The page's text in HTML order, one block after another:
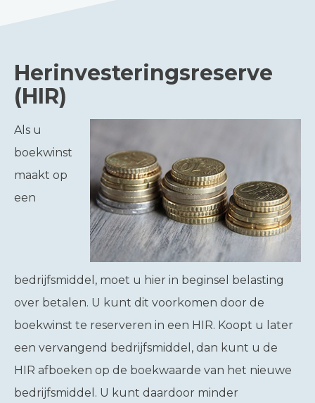
Herinvesteringsreserve
(HIR)
Als u
boekwinst
maakt op
een
bedrijfsmiddel, moet u hier in beginsel belasting
over betalen. U kunt dit voorkomen door de
boekwinst te reserveren in een HIR. Koopt u later
een vervangend bedrijfsmiddel, dan kunt u de
HIR afboeken op de boekwaarde van het nieuwe
bedrijfsmiddel. U kunt daardoor minder